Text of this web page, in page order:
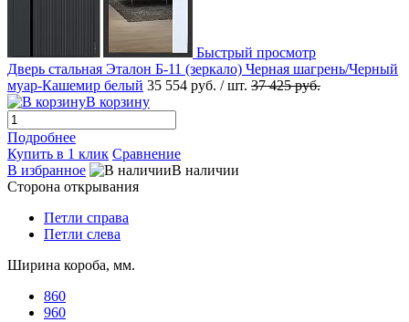
Быстрый просмотр
Дверь стальная Эталон Б-11 (зеркало) Черная шагрень/Черный
муар-Кашемир белый 35 554 руб. / шт. 37 425 руб.
В корзину
Подробнее
Купить в 1 клик Сравнение
В избранное
В наличии
Сторона открывания
Петли справа
Петли слева
Ширина короба, мм.
860
960